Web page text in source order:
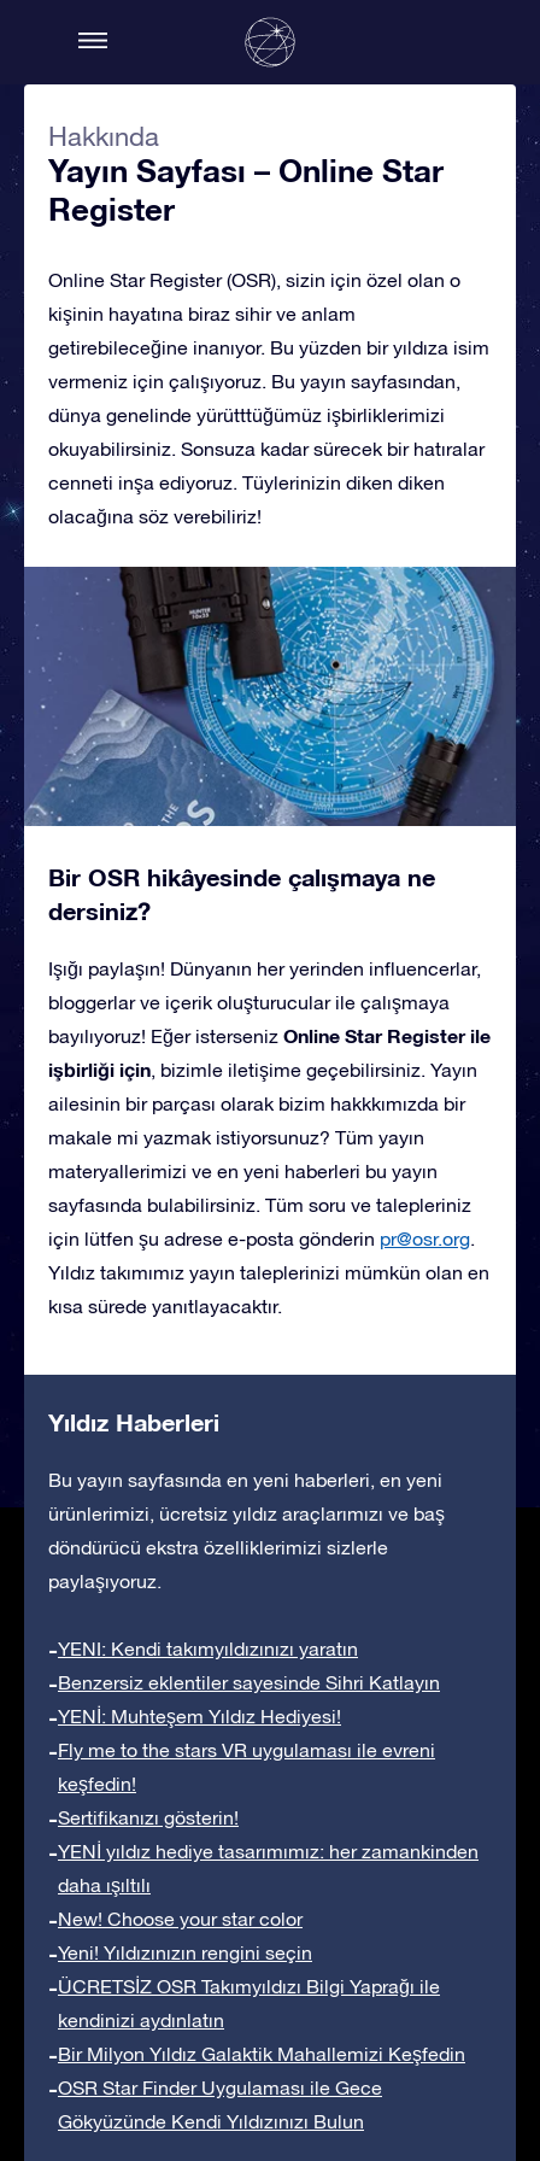
Hakkında
Yayın Sayfası – Online Star
Register
Online Star Register (OSR), sizin için özel olan o
kişinin hayatına biraz sihir ve anlam
getirebileceğine inanıyor. Bu yüzden bir yıldıza isim
vermeniz için çalışıyoruz. Bu yayın sayfasından,
dünya genelinde yürütttüğümüz işbirliklerimizi
okuyabilirsiniz. Sonsuza kadar sürecek bir hatıralar
cenneti inşa ediyoruz. Tüylerinizin diken diken
olacağına söz verebiliriz!
Bir OSR hikâyesinde çalışmaya ne
dersiniz?
Işığı paylaşın! Dünyanın her yerinden influencerlar,
bloggerlar ve içerik oluşturucular ile çalışmaya
bayılıyoruz! Eğer isterseniz Online Star Register ile
işbirliği için, bizimle iletişime geçebilirsiniz. Yayın
ailesinin bir parçası olarak bizim hakkkımızda bir
makale mi yazmak istiyorsunuz? Tüm yayın
materyallerimizi ve en yeni haberleri bu yayın
sayfasında bulabilirsiniz. Tüm soru ve talepleriniz
için lütfen şu adrese e-posta gönderin pr@osr.org.
Yıldız takımımız yayın taleplerinizi mümkün olan en
kısa sürede yanıtlayacaktır.
Yıldız Haberleri
Bu yayın sayfasında en yeni haberleri, en yeni
ürünlerimizi, ücretsiz yıldız araçlarımızı ve baş
döndürücü ekstra özelliklerimizi sizlerle
paylaşıyoruz.
YENI: Kendi takımyıldızınızı yaratın
Benzersiz eklentiler sayesinde Sihri Katlayın
YENİ: Muhteşem Yıldız Hediyesi!
Fly me to the stars VR uygulaması ile evreni
keşfedin!
Sertifikanızı gösterin!
YENİ yıldız hediye tasarımımız: her zamankinden
daha ışıltılı
New! Choose your star color
Yeni! Yıldızınızın rengini seçin
ÜCRETSİZ OSR Takımyıldızı Bilgi Yaprağı ile
kendinizi aydınlatın
Bir Milyon Yıldız Galaktik Mahallemizi Keşfedin
OSR Star Finder Uygulaması ile Gece
Gökyüzünde Kendi Yıldızınızı Bulun